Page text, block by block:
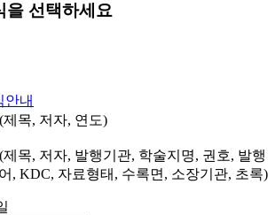
을 선택하세요
안내
제목, 저자, 연도)
목, 저자, 발행기관, 학술지명, 권호, 발행
, KDC, 자료형태, 수록면, 소장기관, 초록)